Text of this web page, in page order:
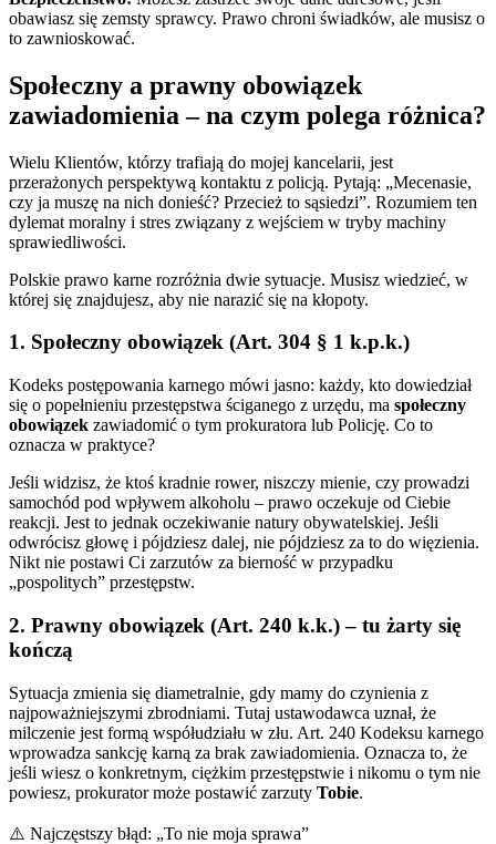
obawiasz się zemsty sprawcy. Prawo chroni świadków, ale musisz o
to zawnioskować.
Społeczny a prawny obowiązek
zawiadomienia – na czym polega różnica?
Wielu Klientów, którzy trafiają do mojej kancelarii, jest
przerażonych perspektywą kontaktu z policją. Pytają: „Mecenasie,
czy ja muszę na nich donieść? Przecież to sąsiedzi”. Rozumiem ten
dylemat moralny i stres związany z wejściem w tryby machiny
sprawiedliwości.
Polskie prawo karne rozróżnia dwie sytuacje. Musisz wiedzieć, w
której się znajdujesz, aby nie narazić się na kłopoty.
1. Społeczny obowiązek (Art. 304 § 1 k.p.k.)
Kodeks postępowania karnego mówi jasno: każdy, kto dowiedział
się o popełnieniu przestępstwa ściganego z urzędu, ma społeczny
obowiązek zawiadomić o tym prokuratora lub Policję. Co to
oznacza w praktyce?
Jeśli widzisz, że ktoś kradnie rower, niszczy mienie, czy prowadzi
samochód pod wpływem alkoholu – prawo oczekuje od Ciebie
reakcji. Jest to jednak oczekiwanie natury obywatelskiej. Jeśli
odwrócisz głowę i pójdziesz dalej, nie pójdziesz za to do więzienia.
Nikt nie postawi Ci zarzutów za bierność w przypadku
„pospolitych” przestępstw.
2. Prawny obowiązek (Art. 240 k.k.) – tu żarty się
kończą
Sytuacja zmienia się diametralnie, gdy mamy do czynienia z
najpoważniejszymi zbrodniami. Tutaj ustawodawca uznał, że
milczenie jest formą współudziału w złu. Art. 240 Kodeksu karnego
wprowadza sankcję karną za brak zawiadomienia. Oznacza to, że
jeśli wiesz o konkretnym, ciężkim przestępstwie i nikomu o tym nie
powiesz, prokurator może postawić zarzuty Tobie.
⚠️ Najczęstszy błąd: „To nie moja sprawa”